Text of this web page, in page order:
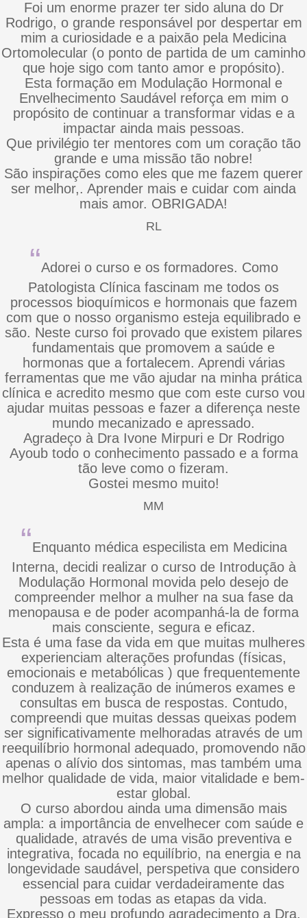
Foi um enorme prazer ter sido aluna do Dr
Rodrigo, o grande responsável por despertar em
mim a curiosidade e a paixão pela Medicina
Ortomolecular (o ponto de partida de um caminho
que hoje sigo com tanto amor e propósito).
Esta formação em Modulação Hormonal e
Envelhecimento Saudável reforça em mim o
propósito de continuar a transformar vidas e a
impactar ainda mais pessoas.
Que privilégio ter mentores com um coração tão
grande e uma missão tão nobre!
São inspirações como eles que me fazem querer
ser melhor,. Aprender mais e cuidar com ainda
mais amor. OBRIGADA!
RL
“Adorei o curso e os formadores. Como
Patologista Clínica fascinam me todos os
processos bioquímicos e hormonais que fazem
com que o nosso organismo esteja equilibrado e
são. Neste curso foi provado que existem pilares
fundamentais que promovem a saúde e
hormonas que a fortalecem. Aprendi várias
ferramentas que me vão ajudar na minha prática
clínica e acredito mesmo que com este curso vou
ajudar muitas pessoas e fazer a diferença neste
mundo mecanizado e apressado.
Agradeço à Dra Ivone Mirpuri e Dr Rodrigo
Ayoub todo o conhecimento passado e a forma
tão leve como o fizeram.
Gostei mesmo muito!
MM
“Enquanto médica especilista em Medicina
Interna, decidi realizar o curso de Introdução à
Modulação Hormonal movida pelo desejo de
compreender melhor a mulher na sua fase da
menopausa e de poder acompanhá-la de forma
mais consciente, segura e eficaz.
Esta é uma fase da vida em que muitas mulheres
experienciam alterações profundas (físicas,
emocionais e metabólicas ) que frequentemente
conduzem à realização de inúmeros exames e
consultas em busca de respostas. Contudo,
compreendi que muitas dessas queixas podem
ser significativamente melhoradas através de um
reequilíbrio hormonal adequado, promovendo não
apenas o alívio dos sintomas, mas também uma
melhor qualidade de vida, maior vitalidade e bem-
estar global.
O curso abordou ainda uma dimensão mais
ampla: a importância de envelhecer com saúde e
qualidade, através de uma visão preventiva e
integrativa, focada no equilíbrio, na energia e na
longevidade saudável, perspetiva que considero
essencial para cuidar verdadeiramente das
pessoas em todas as etapas da vida.
Expresso o meu profundo agradecimento a Dra.